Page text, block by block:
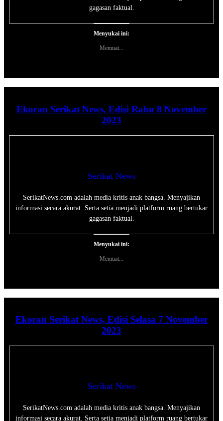
gagasan faktual.
Menyukai ini:
Memuat...
Ekoran Serikat News, Edisi Rabu 8 November
2023
Serikat News
SerikatNews.com adalah media kritis anak bangsa. Menyajikan
informasi secara akurat. Serta setia menjadi platform ruang bertukar
gagasan faktual.
Menyukai ini:
Memuat...
Ekoran Serikat News, Edisi Selasa 7 November
2023
Serikat News
SerikatNews.com adalah media kritis anak bangsa. Menyajikan
informasi secara akurat. Serta setia menjadi platform ruang bertukar